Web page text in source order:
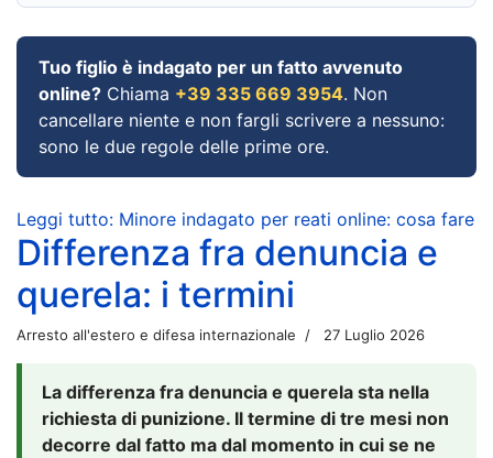
Tuo figlio è indagato per un fatto avvenuto
online? Chiama +39 335 669 3954. Non
cancellare niente e non fargli scrivere a nessuno:
sono le due regole delle prime ore.
Leggi tutto: Minore indagato per reati online: cosa fare
Differenza fra denuncia e
querela: i termini
Arresto all'estero e difesa internazionale 27 Luglio 2026
La differenza fra denuncia e querela sta nella
richiesta di punizione. Il termine di tre mesi non
decorre dal fatto ma dal momento in cui se ne